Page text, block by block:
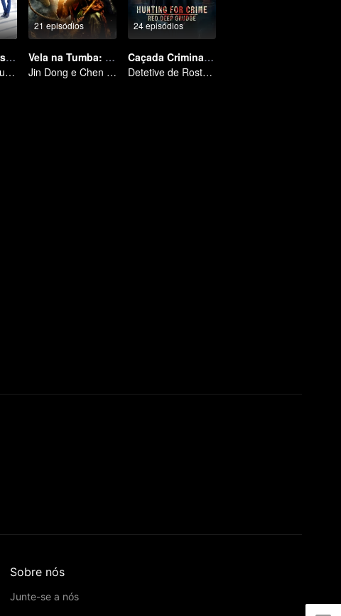
Nine Kilometers of Love
Flight cadets'youth dream-driven journey
21 episódios
Vela na Tumba: A Cidade Antiga de Jing Jue
Jin Dong e Chen Qiaoen iniciam uma aventura
24 episódios
Caçada Criminal: Rancor Profundo
Detetive de Rosto Frio Desvenda Casos Bizarros e Caça Assassinos
Sobre nós
Junte-se a nós